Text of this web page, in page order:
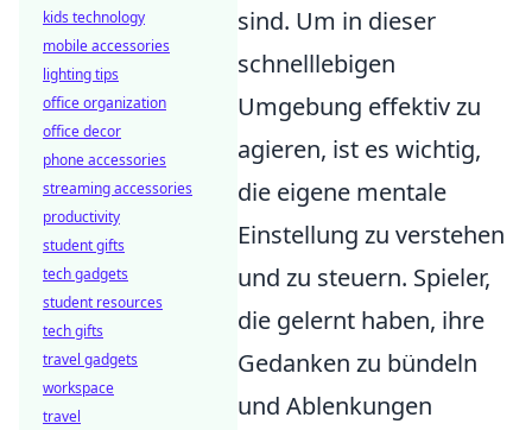
sind. Um in dieser
schnelllebigen
Umgebung effektiv zu
agieren, ist es wichtig,
die eigene mentale
Einstellung zu verstehen
und zu steuern. Spieler,
die gelernt haben, ihre
Gedanken zu bündeln
und Ablenkungen
kids technology
mobile accessories
lighting tips
office organization
office decor
phone accessories
streaming accessories
productivity
student gifts
tech gadgets
student resources
tech gifts
travel gadgets
workspace
travel